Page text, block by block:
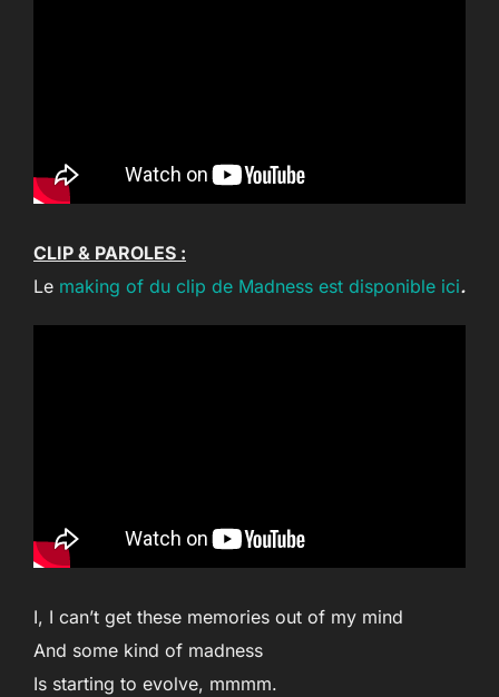
CLIP & PAROLES :
Le making of du clip de Madness est disponible ici.
I, I can’t get these memories out of my mind
And some kind of madness
Is starting to evolve, mmmm.